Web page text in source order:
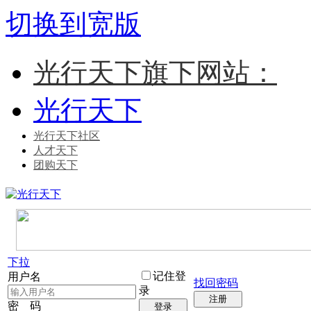
切换到宽版
光行天下旗下网站：
光行天下
光行天下社区
人才天下
团购天下
下拉
用户名
密 码
记住登
录
登录
找回密码
注册